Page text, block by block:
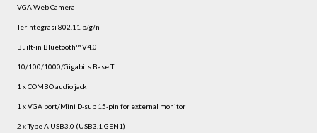
VGA Web Camera
Terintegrasi 802.11 b/g/n
Built-in Bluetooth™ V4.0
10/100/1000/Gigabits Base T
1 x COMBO audio jack
1 x VGA port/Mini D-sub 15-pin for external monitor
2 x Type A USB3.0 (USB3.1 GEN1)